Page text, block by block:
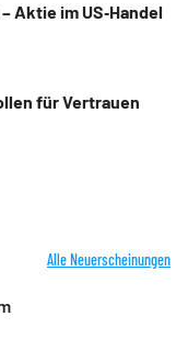
Aktie im US‑Handel
für Vertrauen
Alle Neuerscheinungen